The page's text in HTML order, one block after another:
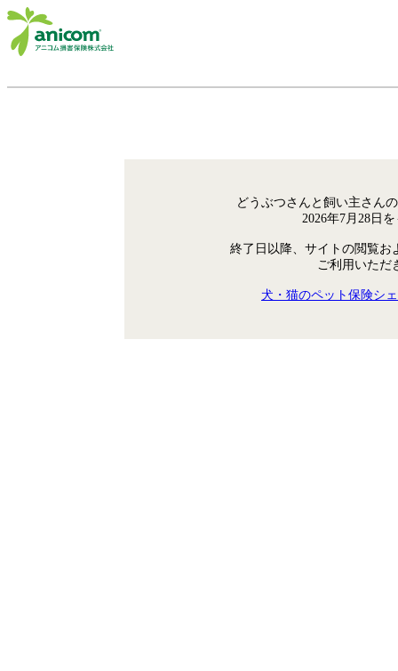
どうぶつさんと飼い主さん
2026年7月28日
終了日以降、サイトの閲覧お
ご利用いただ
犬・猫のペット保険シ